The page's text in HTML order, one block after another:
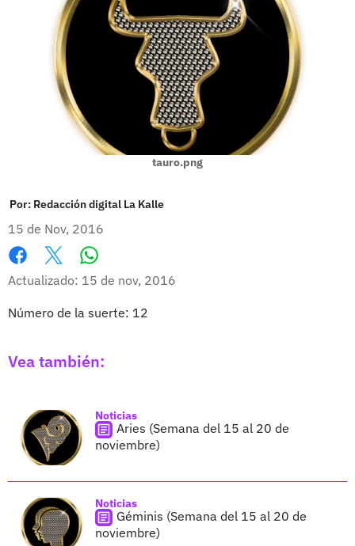
tauro.png
Por: Redacción digital La Kalle
15 de Nov, 2016
Facebook
X
Actualizado: 15 de nov, 2016
Número de la suerte: 12
Vea también:
Noticias
Aries (Semana del 15 al 20 de
noviembre)
Noticias
Géminis (Semana del 15 al 20 de
noviembre)